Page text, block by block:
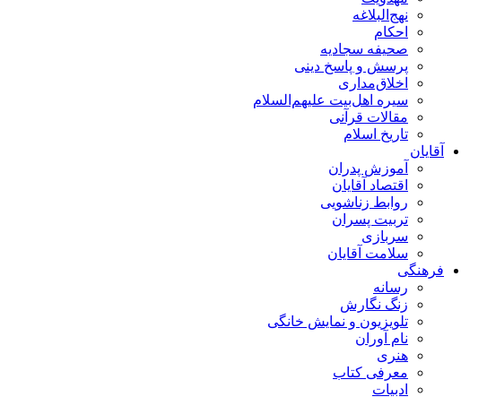
نهج‌البلاغه
احکام
صحیفه سجادیه
پرسش و پاسخ دینی
اخلاق‌مداری
سیره اهل‌بیت علیهم‌السلام
مقالات قرآنی
تاریخ اسلام
آقایان
آموزش پدران
اقتصاد آقایان
روابط زناشویی
تربیت پسران
سربازی
سلامت آقایان
فرهنگی
رسانه
زنگ نگارش
تلویزیون و نمایش خانگی
نام آوران
هنری
معرفی کتاب
ادبیات